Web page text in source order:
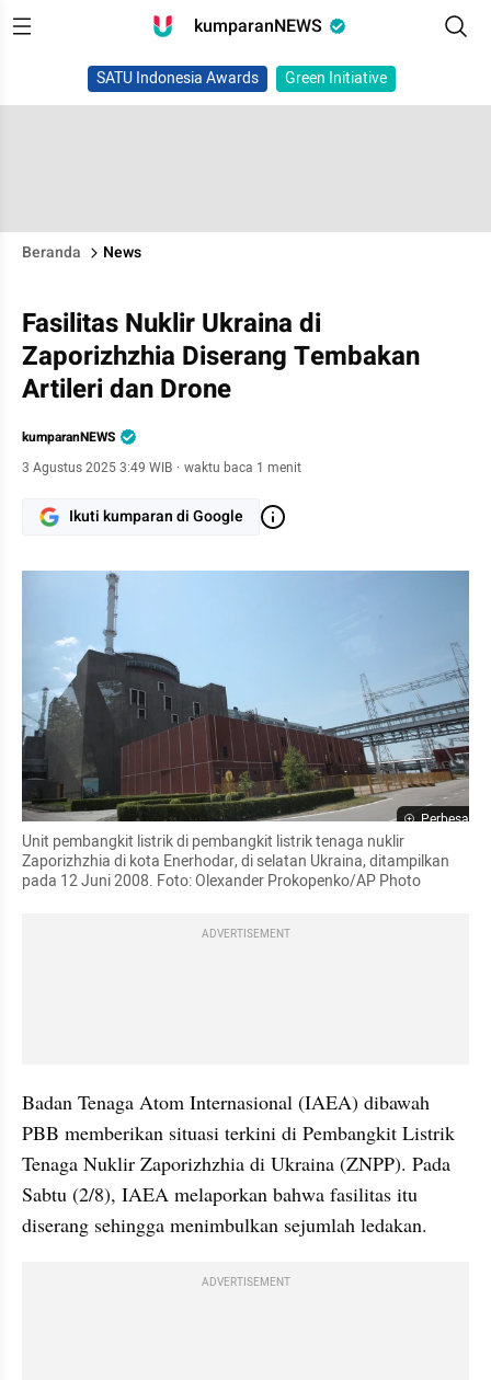
kumparanNEWS
SATU Indonesia Awards Green Initiative
Beranda News
Fasilitas Nuklir Ukraina di
Zaporizhzhia Diserang Tembakan
Artileri dan Drone
kumparanNEWS
3 Agustus 2025 3:49 WIB · waktu baca 1 menit
Ikuti kumparan di Google
Perbesar
Unit pembangkit listrik di pembangkit listrik tenaga nuklir
Zaporizhzhia di kota Enerhodar, di selatan Ukraina, ditampilkan
pada 12 Juni 2008. Foto: Olexander Prokopenko/AP Photo
ADVERTISEMENT
Badan Tenaga Atom Internasional (IAEA) dibawah
PBB memberikan situasi terkini di Pembangkit Listrik
Tenaga Nuklir Zaporizhzhia di Ukraina (ZNPP). Pada
Sabtu (2/8), IAEA melaporkan bahwa fasilitas itu
diserang sehingga menimbulkan sejumlah ledakan.
ADVERTISEMENT